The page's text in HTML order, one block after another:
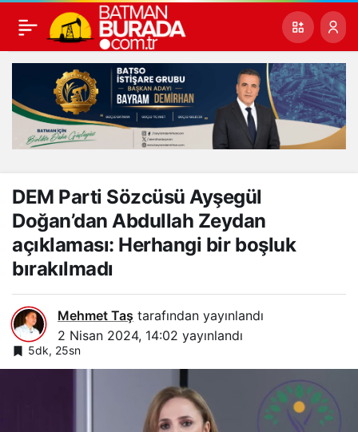
DEM Parti Sözcüsü Ayşegül
Doğan’dan Abdullah Zeydan
açıklaması: Herhangi bir boşluk
bırakılmadı
Mehmet Taş tarafından yayınlandı
2 Nisan 2024, 14:02 yayınlandı
5dk, 25sn